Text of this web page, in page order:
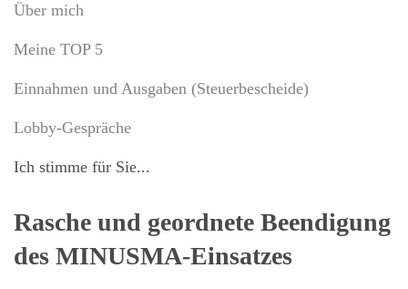
Über mich
Meine TOP 5
Einnahmen und Ausgaben (Steuerbescheide)
Lobby-Gespräche
Ich stimme für Sie...
Rasche und geordnete Beendigung
des MINUSMA-Einsatzes